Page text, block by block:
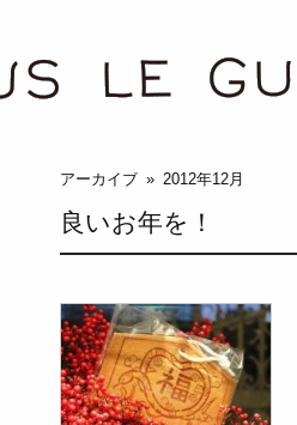
/news
concept
gallery
lesson
アーカイブ » 2012年12月
良いお年を！